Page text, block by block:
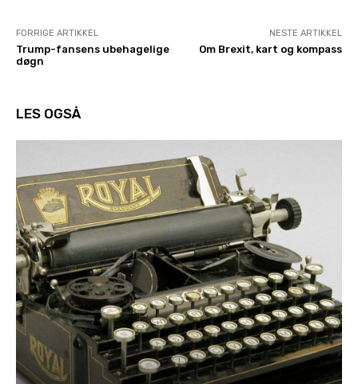
FORRIGE ARTIKKEL
Trump-fansens ubehagelige
døgn
NESTE ARTIKKEL
Om Brexit, kart og kompass
LES OGSÅ